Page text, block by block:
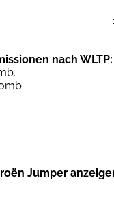
nach WLTP:
Jumper